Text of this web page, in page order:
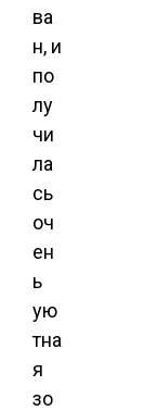
ва
н, и
по
лу
чи
ла
сь
оч
ен
ь
ую
тна
я
зо